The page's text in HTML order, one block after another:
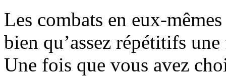
Les combats en eux-
bien qu’assez répétitifs
Une fois que vous avez